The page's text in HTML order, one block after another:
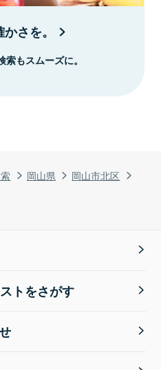
岡山県
岡山市北区
さを。
もスムーズに。
トをさがす